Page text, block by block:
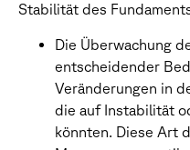
Stabilität des
Die Überwachung
entscheidender
Veränderungen in
die auf Instabilität
könnten. Diese Art